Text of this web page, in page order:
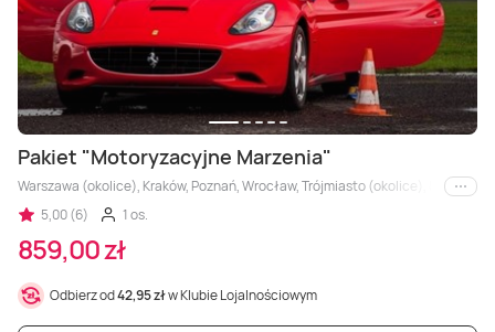
Pakiet "Motoryzacyjne Marzenia"
Warszawa (okolice), Kraków, Poznań, Wrocław, Trójmiasto (okolice), Łódźi inne
5,00 (6)
1 os.
859,00 zł
Odbierz od42,95 złw Klubie Lojalnościowym